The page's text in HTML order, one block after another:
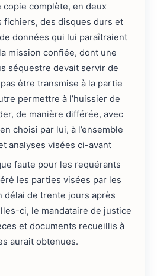
copie complète, en deux
fichiers, des disques durs et
données qui lui paraîtraient
mission confiée, dont une
séquestre devait servir de
être transmise à la partie
permettre à l’huissier de
de manière différée, avec
choisi par lui, à l’ensemble
analyses visées ci-avant
faute pour les requérants
les parties visées par les
délai de trente jours après
ci, le mandataire de justice
et documents recueillis à
aurait obtenues.